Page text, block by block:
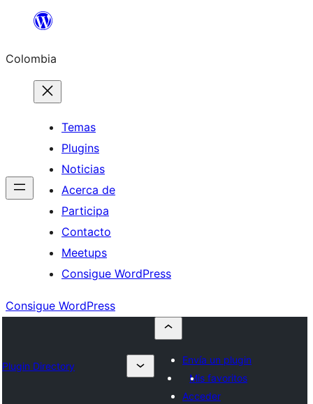
Saltar
contenido
Colombia
Temas
Plugins
Noticias
Acerca de
Participa
Contacto
Meetups
Consigue WordPress
Consigue WordPress
Plugin Directory
Envía un plugin
Mis favoritos
Acceder